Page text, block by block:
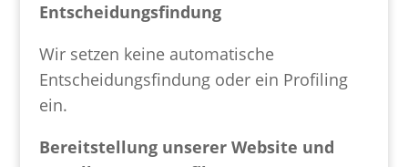
Entscheidungsfindung
Wir setzen keine automatische
Entscheidungsfindung oder ein Profiling
ein.
Bereitstellung unserer Website und